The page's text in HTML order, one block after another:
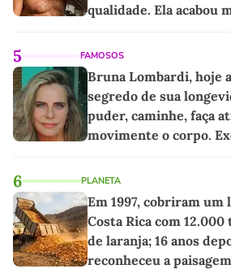
qualidade. Ela acabou
5 FAMOSOS
Bruna Lombardi, hoje
segredo de sua
puder, caminhe, faça
movimente o corpo.
6 PLANETA
Em 1997, cobriram um
Costa Rica com 12.000
de laranja; 16 anos
reconheceu a paisagem